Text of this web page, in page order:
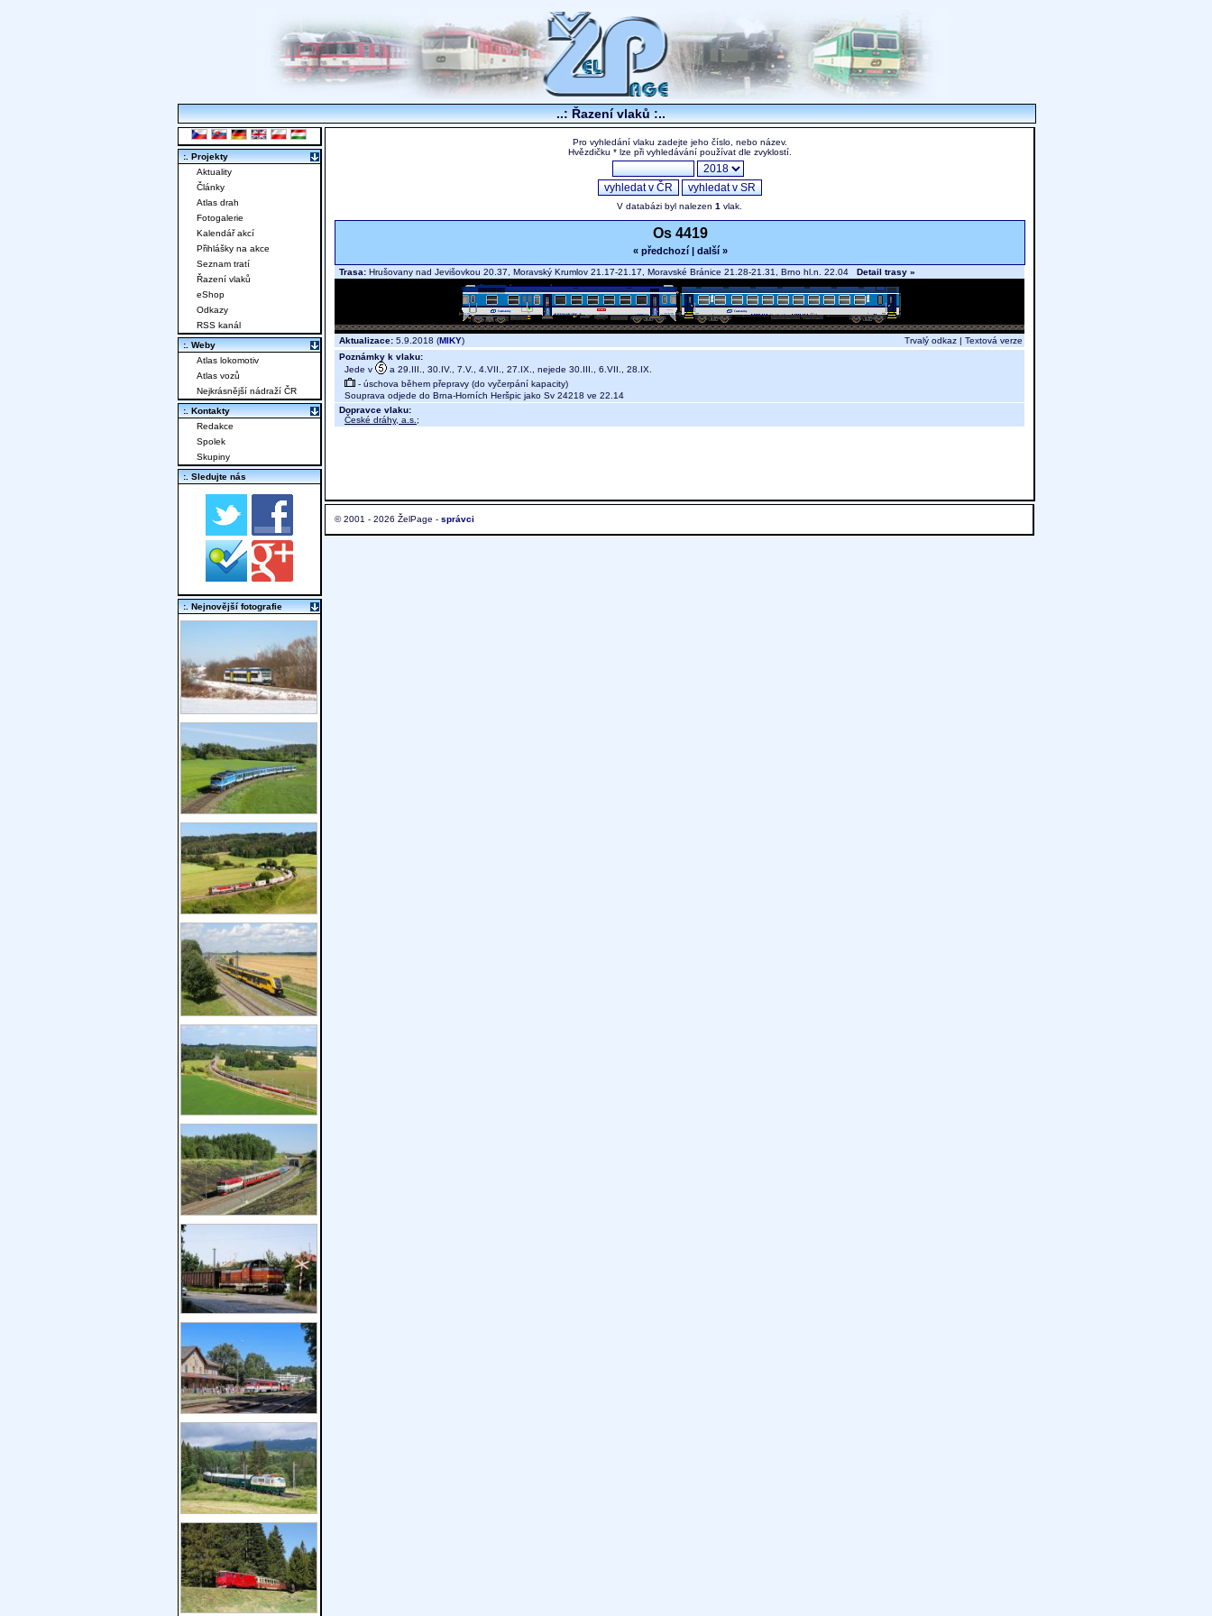
..: Řazení vlaků :..
Pro vyhledání vlaku zadejte jeho číslo, nebo název.
Hvězdičku * lze při vyhledávání používat dle zvyklostí.
V databázi byl nalezen 1 vlak.
Os 4419
« předchozí| další »
Trasa: Hrušovany nad Jevišovkou 20.37, Moravský Krumlov 21.17-21.17, Moravské Bránice 21.28-21.31, Brno hl.n. 22.04 Detail trasy »
Aktualizace: 5.9.2018 (MIKY) Trvalý odkaz | Textová verze
Poznámky k vlaku:
Jede v
a 29.III., 30.IV., 7.V., 4.VII., 27.IX., nejede 30.III., 6.VII., 28.IX.
- úschova během přepravy (do vyčerpání kapacity)
Souprava odjede do Brna-Horních Heršpic jako Sv 24218 ve 22.14
Dopravce vlaku:
České dráhy, a.s. ;
© 2001 - 2026 ŽelPage - správci
:. Projekty
Aktuality
Články
Atlas drah
Fotogalerie
Kalendář akcí
Přihlášky na akce
Seznam tratí
Řazení vlaků
eShop
Odkazy
RSS kanál
:. Weby
Atlas lokomotiv
Atlas vozů
Nejkrásnější nádraží ČR
:. Kontakty
Redakce
Spolek
Skupiny
:. Sledujte nás
:. Nejnovější fotografie